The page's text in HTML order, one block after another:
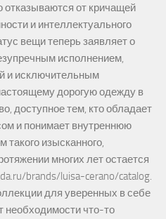
от кричащей
и интеллектуального
вещи теперь заявляет о
исполнением,
и исключительным
дорогую одежду в
доступное тем, кто обладает
и понимает внутреннюю
такого изысканного,
многих лет остается
brands/luisa-cerano/catalog.
для уверенных в себе
что-то